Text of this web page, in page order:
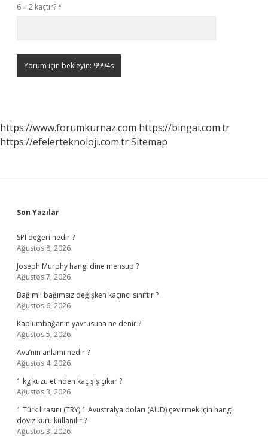
6 + 2 kaçtır?*
https://www.forumkurnaz.com https://bingai.com.tr
https://efelerteknoloji.com.trSitemap
Sidebar
Son Yazılar
SPI değeri nedir ?
Ağustos 8, 2026
Joseph Murphy hangi dine mensup ?
Ağustos 7, 2026
Bağımlı bağımsız değişken kaçıncı sınıftır ?
Ağustos 6, 2026
Kaplumbağanın yavrusuna ne denir ?
Ağustos 5, 2026
Ava’nın anlamı nedir ?
Ağustos 4, 2026
1 kg kuzu etinden kaç şiş çıkar ?
Ağustos 3, 2026
1 Türk lirasını (TRY) 1 Avustralya doları (AUD) çevirmek için hangi
döviz kuru kullanılır ?
Ağustos 3, 2026